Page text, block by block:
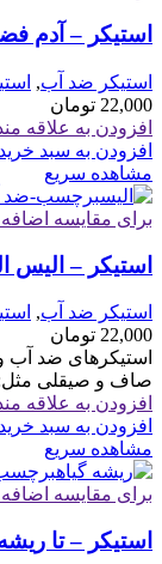
استیکر – آدم
استیکر ضد آب,
22,000 تومان
افزودن به علاقه
افزودن به سبد خرید
مشاهده سریع
برای مقایسه اضافه
استیکر – الیس
استیکر ضد آب,
22,000 تومان
استیکرهای ضد
صاف و صیقلی مثل:
افزودن به علاقه
افزودن به سبد خرید
مشاهده سریع
برای مقایسه اضافه
استیکر – تا